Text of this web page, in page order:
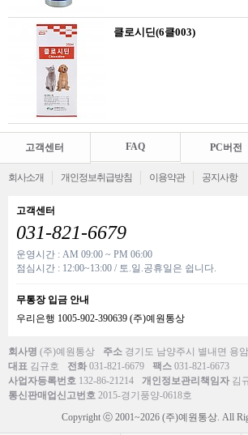
클로시딘(6클003)
고객센터 FAQ PC버전
회사소개 개인정보취급방침 이용약관 공지사항
고객센터
031-821-6679
운영시간 : AM 09:00 ~ PM 06:00
점심시간 : 12:00~13:00 / 토.일.공휴일은 쉽니다.
무통장 입금 안내
우리은행 1005-902-390639 (주)예원통상
회사명 (주)예원통상 주소 경기도 남양주시 별내면 용
대표 김규호 전화 031-821-6679 팩스 031-821-6673
사업자등록번호 132-86-21214 개인정보관리책임자 김
통신판매업신고번호 2015-경기풍양-0618호
Copyright ⓒ 2001~2026 (주)예원통상. All